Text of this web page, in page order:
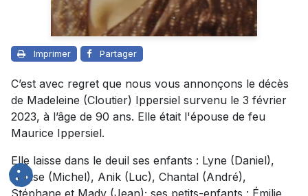
Imprimer Partager
C’est avec regret que nous vous annonçons le décès
de Madeleine (Cloutier) Ippersiel survenu le 3 février
2023, à l’âge de 90 ans. Elle était l'épouse de feu
Maurice Ippersiel.
Elle laisse dans le deuil ses enfants : Lyne (Daniel),
Louise (Michel), Anik (Luc), Chantal (André),